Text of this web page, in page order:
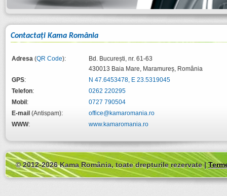
Contactaţi Kama România
Adresa (QR Code):
Bd. București, nr. 61-63
430013 Baia Mare, Maramureș, România
GPS:
N 47.6453478, E 23.5319045
Telefon:
0262 220295
Mobil :
0727 790504
E-mail (Antispam):
office@kamaromania.ro
WWW: www.kamaromania.ro
© 2012-2026 Kama România, toate drepturile rezervate |